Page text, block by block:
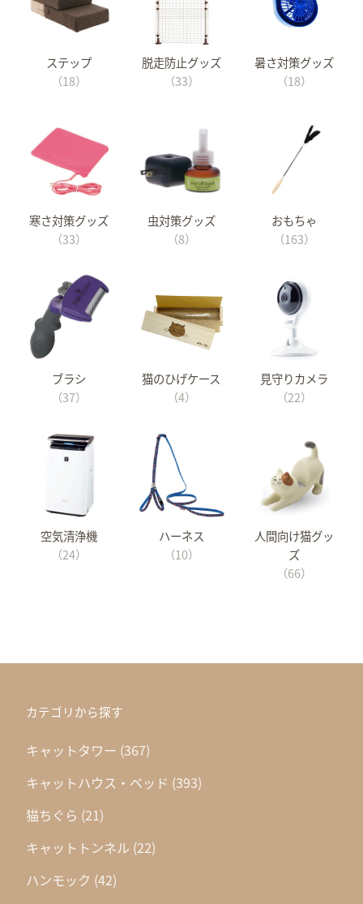
ステップ
（18）
脱走防止グッズ
（33）
暑さ対策グッズ
（18）
寒さ対策グッズ
（33）
虫対策グッズ
（8）
おもちゃ
（163）
ブラシ
（37）
猫のひげケース
（4）
見守りカメラ
（22）
空気清浄機
（24）
ハーネス
（10）
人間向け猫グッ
ズ
（66）
カテゴリから探す
キャットタワー (367)
キャットハウス・ベッド (393)
猫ちぐら (21)
キャットトンネル (22)
ハンモック (42)